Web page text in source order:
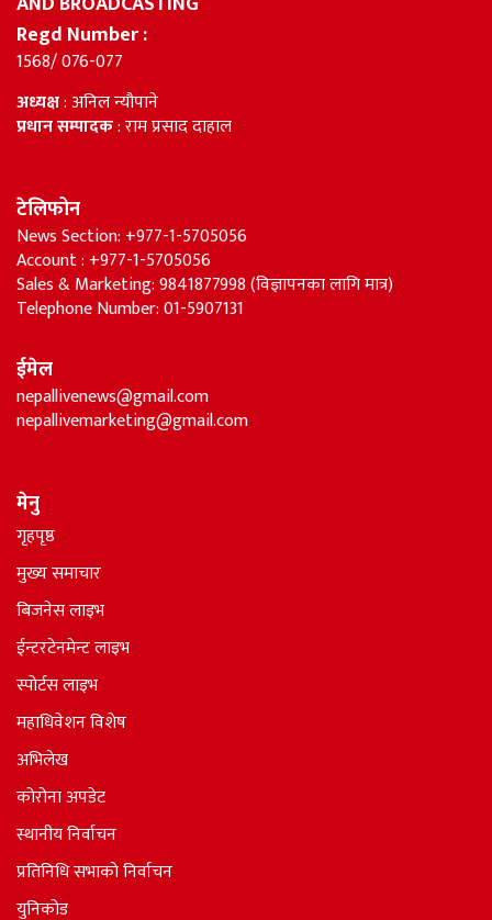
Regd Number :
1568/ 076-077
अध्यक्ष: अनिल न्यौपाने
प्रधान सम्पादक: राम प्रसाद दाहाल
टेलिफोन
News Section: +977-1-5705056
Account : +977-1-5705056
Sales & Marketing: 9841877998 (विज्ञापनका लागि मात्र)
Telephone Number: 01-5907131
ईमेल
nepallivenews@gmail.com
nepallivemarketing@gmail.com
मेनु
गृहपृष्ठ
मुख्य समाचार
बिजनेस लाइभ
ईन्टरटेनमेन्ट लाइभ
स्पोर्टस लाइभ
महाधिवेशन विशेष
अभिलेख
कोरोना अपडेट
स्थानीय निर्वाचन
प्रतिनिधि सभाकाे निर्वाचन
युनिकोड